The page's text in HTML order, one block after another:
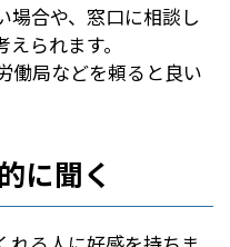
場合や、窓口に相談し
られます。
働局などを頼ると良い
に聞く